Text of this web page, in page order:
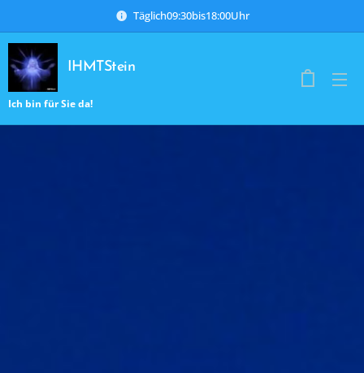
Täglich09:30bis18:00Uhr
IHMTStein
Ich bin für Sie da!